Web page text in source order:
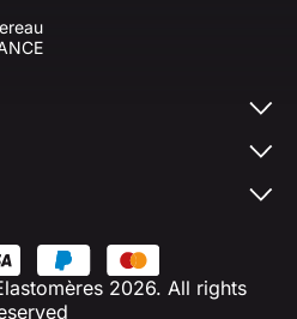
2026. All rights